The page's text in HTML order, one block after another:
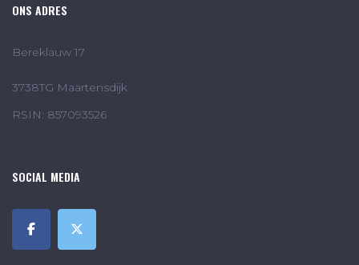
ONS ADRES
Bereklauw 17
3738TG Maartensdijk
RSIN: 857093526
SOCIAL MEDIA